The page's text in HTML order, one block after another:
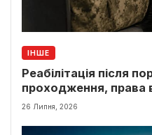
ІНШЕ
Реабілітація після
проходження, права
виплати
26 Липня, 2026